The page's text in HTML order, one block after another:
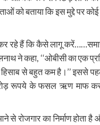
को बताया कि इस मुद्दे पर
कर रहे हैं कि कैसे लागू
ने कहा, ‘‘ओबीसी का एक
से बहुत कम है।’’ इससे
रूपये के फसल ऋण माफ
से रोजगार का निर्माण